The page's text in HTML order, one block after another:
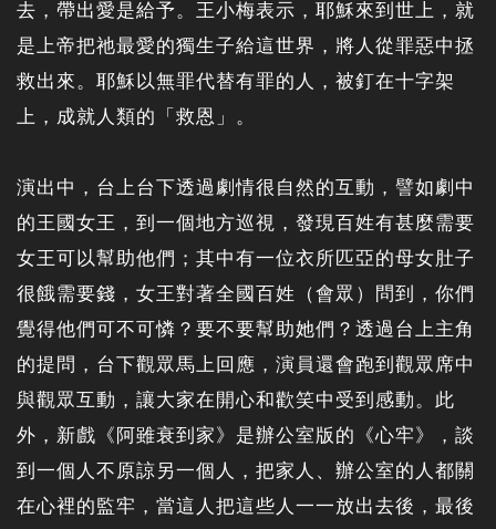
去，帶出愛是給予。王小梅表示，耶穌來到世上，就
是上帝把祂最愛的獨生子給這世界，將人從罪惡中拯
救出來。耶穌以無罪代替有罪的人，被釘在十字架
上，成就人類的「救恩」。
演出中，台上台下透過劇情很自然的互動，譬如劇中
的王國女王，到一個地方巡視，發現百姓有甚麼需要
女王可以幫助他們；其中有一位衣所匹亞的母女肚子
很餓需要錢，女王對著全國百姓（會眾）問到，你們
覺得他們可不可憐？要不要幫助她們？透過台上主角
的提問，台下觀眾馬上回應，演員還會跑到觀眾席中
與觀眾互動，讓大家在開心和歡笑中受到感動。此
外，新戲《阿雖衰到家》是辦公室版的《心牢》，談
到一個人不原諒另一個人，把家人、辦公室的人都關
在心裡的監牢，當這人把這些人一一放出去後，最後